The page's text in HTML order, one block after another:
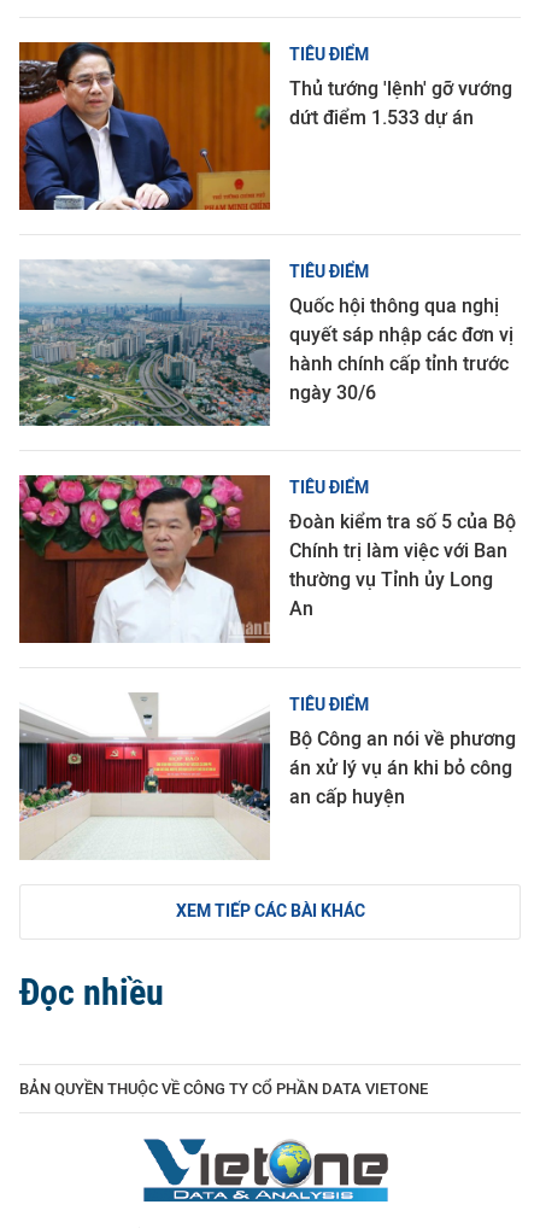
TIÊU ĐIỂM
Thủ tướng 'lệnh' gỡ vướng
dứt điểm 1.533 dự án
TIÊU ĐIỂM
Quốc hội thông qua nghị
quyết sáp nhập các đơn vị
hành chính cấp tỉnh trước
ngày 30/6
TIÊU ĐIỂM
Đoàn kiểm tra số 5 của Bộ
Chính trị làm việc với Ban
thường vụ Tỉnh ủy Long
An
TIÊU ĐIỂM
Bộ Công an nói về phương
án xử lý vụ án khi bỏ công
an cấp huyện
XEM TIẾP CÁC BÀI KHÁC
Đọc nhiều
BẢN QUYỀN THUỘC VỀ CÔNG TY CỔ PHẦN DATA VIETONE